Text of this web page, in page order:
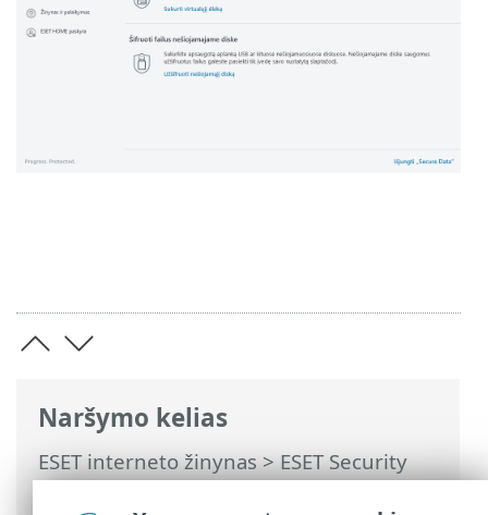
Naršymo kelias
ESET interneto žinynas>ESET Security
Ultimate>Darbas su ESET Security